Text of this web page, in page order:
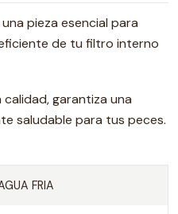
pieza esencial para
de tu filtro interno
garantiza una
saludable para tus peces.
FRIA